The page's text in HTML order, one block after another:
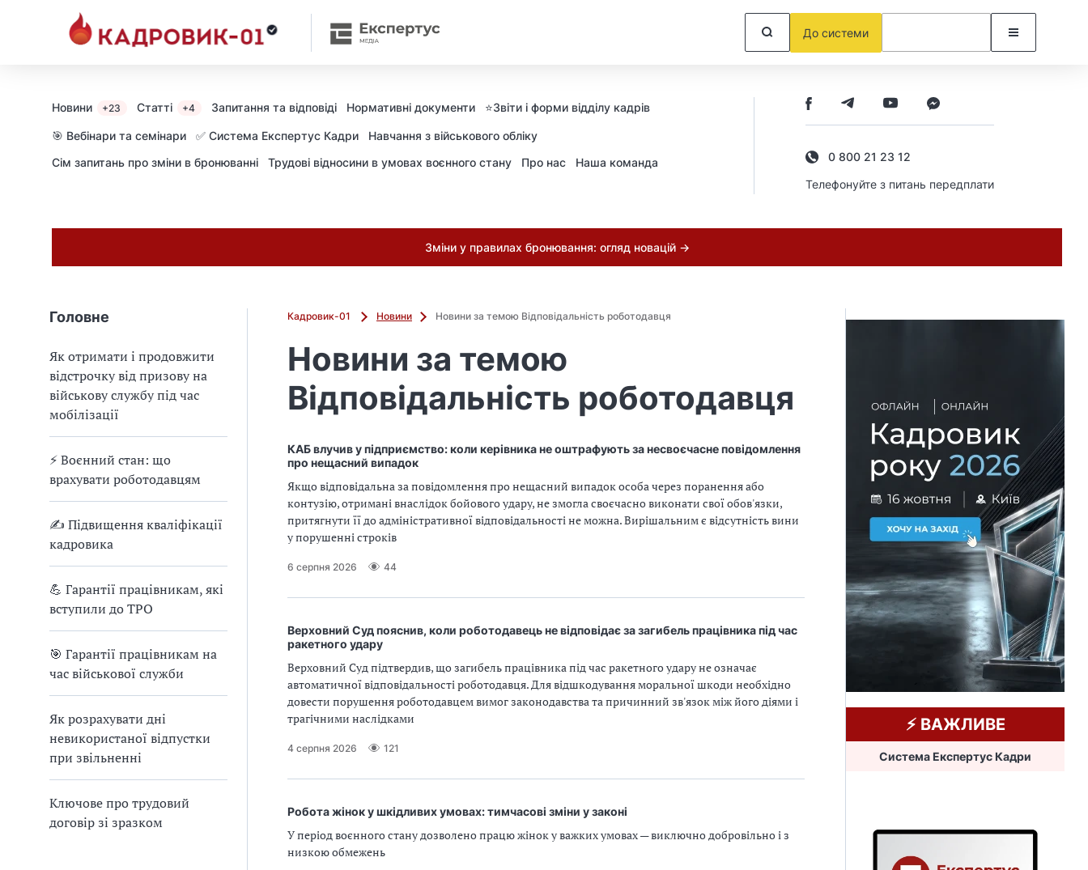
До системи
Новини +23 Статті +4 Запитання та відповіді Нормативні документи ⭐️Звіти і форми відділу кадрів
🎯 Вебінари та семінари ✅ Система Експертус Кадри
Навчання з військового обліку
Сім запитань про зміни в бронюванні
Трудові відносини в умовах воєнного стану Про нас Наша команда
0 800 21 23 12
Телефонуйте з питань передплати
Зміни у правилах бронювання: огляд новацій →
Головне
Як отримати і продовжити
відстрочку від призову на
військову службу під час
мобілізації
⚡ Воєнний стан: що
врахувати роботодавцям
✍ Підвищення кваліфікації
кадровика
💪 Гарантії працівникам, які
вступили до ТРО
🎯 Гарантії працівникам на
час військової служби
Як розрахувати дні
невикористаної відпустки
при звільненні
Ключове про трудовий
договір зі зразком
Кадровик-01 Новини Новини за темою Відповідальність роботодавця
Новини за темою
Відповідальність роботодавця
КАБ влучив у підприємство: коли керівника не оштрафують за несвоєчасне повідомлення
про нещасний випадок
Якщо відповідальна за повідомлення про нещасний випадок особа через поранення або
контузію, отримані внаслідок бойового удару, не змогла своєчасно виконати свої обов'язки,
притягнути її до адміністративної відповідальності не можна. Вирішальним є відсутність вини
у порушенні строків
6 серпня 2026 44
Верховний Суд пояснив, коли роботодавець не відповідає за загибель працівника під час
ракетного удару
Верховний Суд підтвердив, що загибель працівника під час ракетного удару не означає
автоматичної відповідальності роботодавця. Для відшкодування моральної шкоди необхідно
довести порушення роботодавцем вимог законодавства та причинний зв'язок між його діями і
трагічними наслідками
4 серпня 2026 121
Робота жінок у шкідливих умовах: тимчасові зміни у законі
У період воєнного стану дозволено працю жінок у важких умовах — виключно добровільно і з
низкою обмежень
⚡️ ВАЖЛИВЕ
Система Експертус Кадри